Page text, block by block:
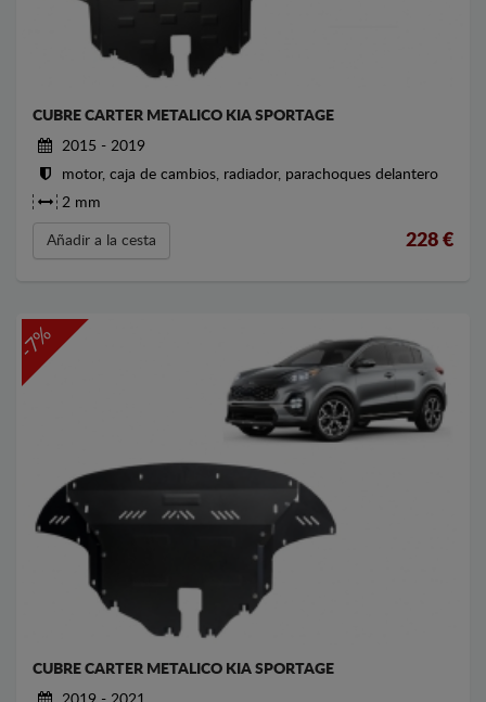
CUBRE CARTER METALICO KIA SPORTAGE
2015 - 2019
motor, caja de cambios, radiador, parachoques delantero
2 mm
Añadir a la cesta 228 €
-7%
CUBRE CARTER METALICO KIA SPORTAGE